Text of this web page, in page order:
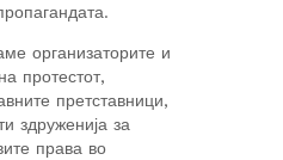
организаторите и
протестот,
претставници,
здруженија за
права во